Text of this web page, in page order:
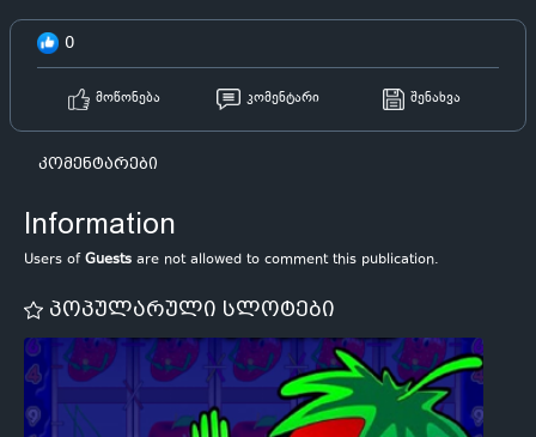
0
მოწონება კომენტარი შენახვა
კომენტარები
Information
Users ofGuests are not allowed to comment this publication.
პოპულარული სლოტები